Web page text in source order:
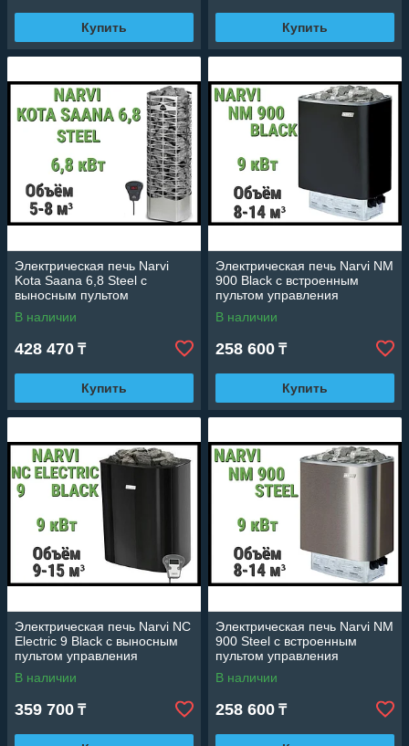
Купить Купить
Электрическая печь Narvi
Kota Saana 6,8 Steel с
выносным пультом
управления (Мощность 6,8
кВт, объем 5-8 м3)
В наличии
428 470 ₸
Купить
Электрическая печь Narvi NM
900 Black с встроенным
пультом управления
(Мощность 9 кВт, объем 8-14
м3)
В наличии
258 600 ₸
Купить
Электрическая печь Narvi NC
Electric 9 Black с выносным
пультом управления
(Мощность 9 кВт, объем 9-15
м3)
В наличии
359 700 ₸
Электрическая печь Narvi NM
900 Steel с встроенным
пультом управления
(Мощность 9 кВт, объем 8-14
м3)
В наличии
258 600 ₸